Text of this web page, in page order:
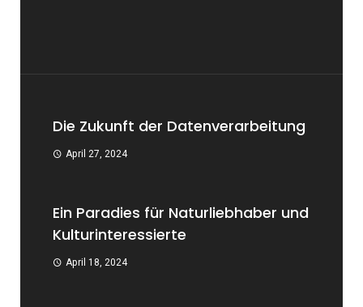
Die Zukunft der Datenverarbeitung
April 27, 2024
Ein Paradies für Naturliebhaber und
Kulturinteressierte
April 18, 2024